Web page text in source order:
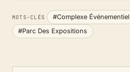
MOTS-CLÉS
#Complexe Événementiel
#Parc Des Expositions